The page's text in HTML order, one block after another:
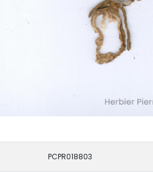
PCPR018803